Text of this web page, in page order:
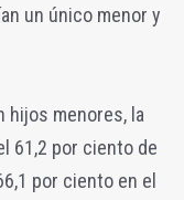
un único menor y
hijos menores, la
61,2 por ciento de
por ciento en el